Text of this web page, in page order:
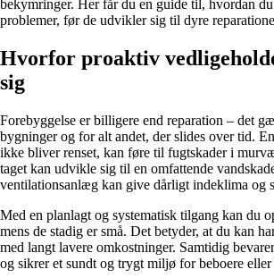
bekymringer. Her får du en guide til, hvordan
problemer, før de udvikler sig til dyre
Hvorfor proaktiv
sig
Forebyggelse er billigere end reparation – det
bygninger og for alt andet, der slides over tid.
ikke bliver renset, kan føre til fugtskader i
taget kan udvikle sig til en omfattende
ventilationsanlæg kan give dårligt indeklima og
Med en planlagt og systematisk tilgang kan du
mens de stadig er små. Det betyder, at du kan
med langt lavere omkostninger. Samtidig
og sikrer et sundt og trygt miljø for beboere eller